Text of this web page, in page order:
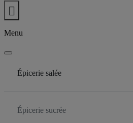

Menu
Épicerie salée
Épicerie sucrée